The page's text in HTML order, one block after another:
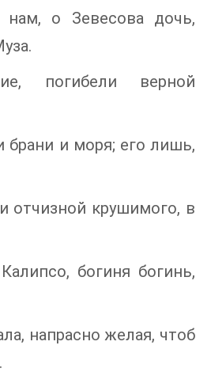
нам, о Зевесова дочь,
погибели верной
брани и моря; его лишь,
отчизной крушимого, в
богиня богинь,
напрасно желая, чтоб